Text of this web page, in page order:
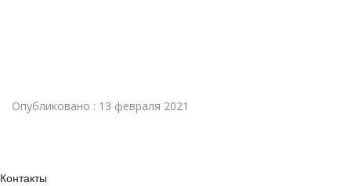
Опубликовано : 13 февраля 2021
Контакты